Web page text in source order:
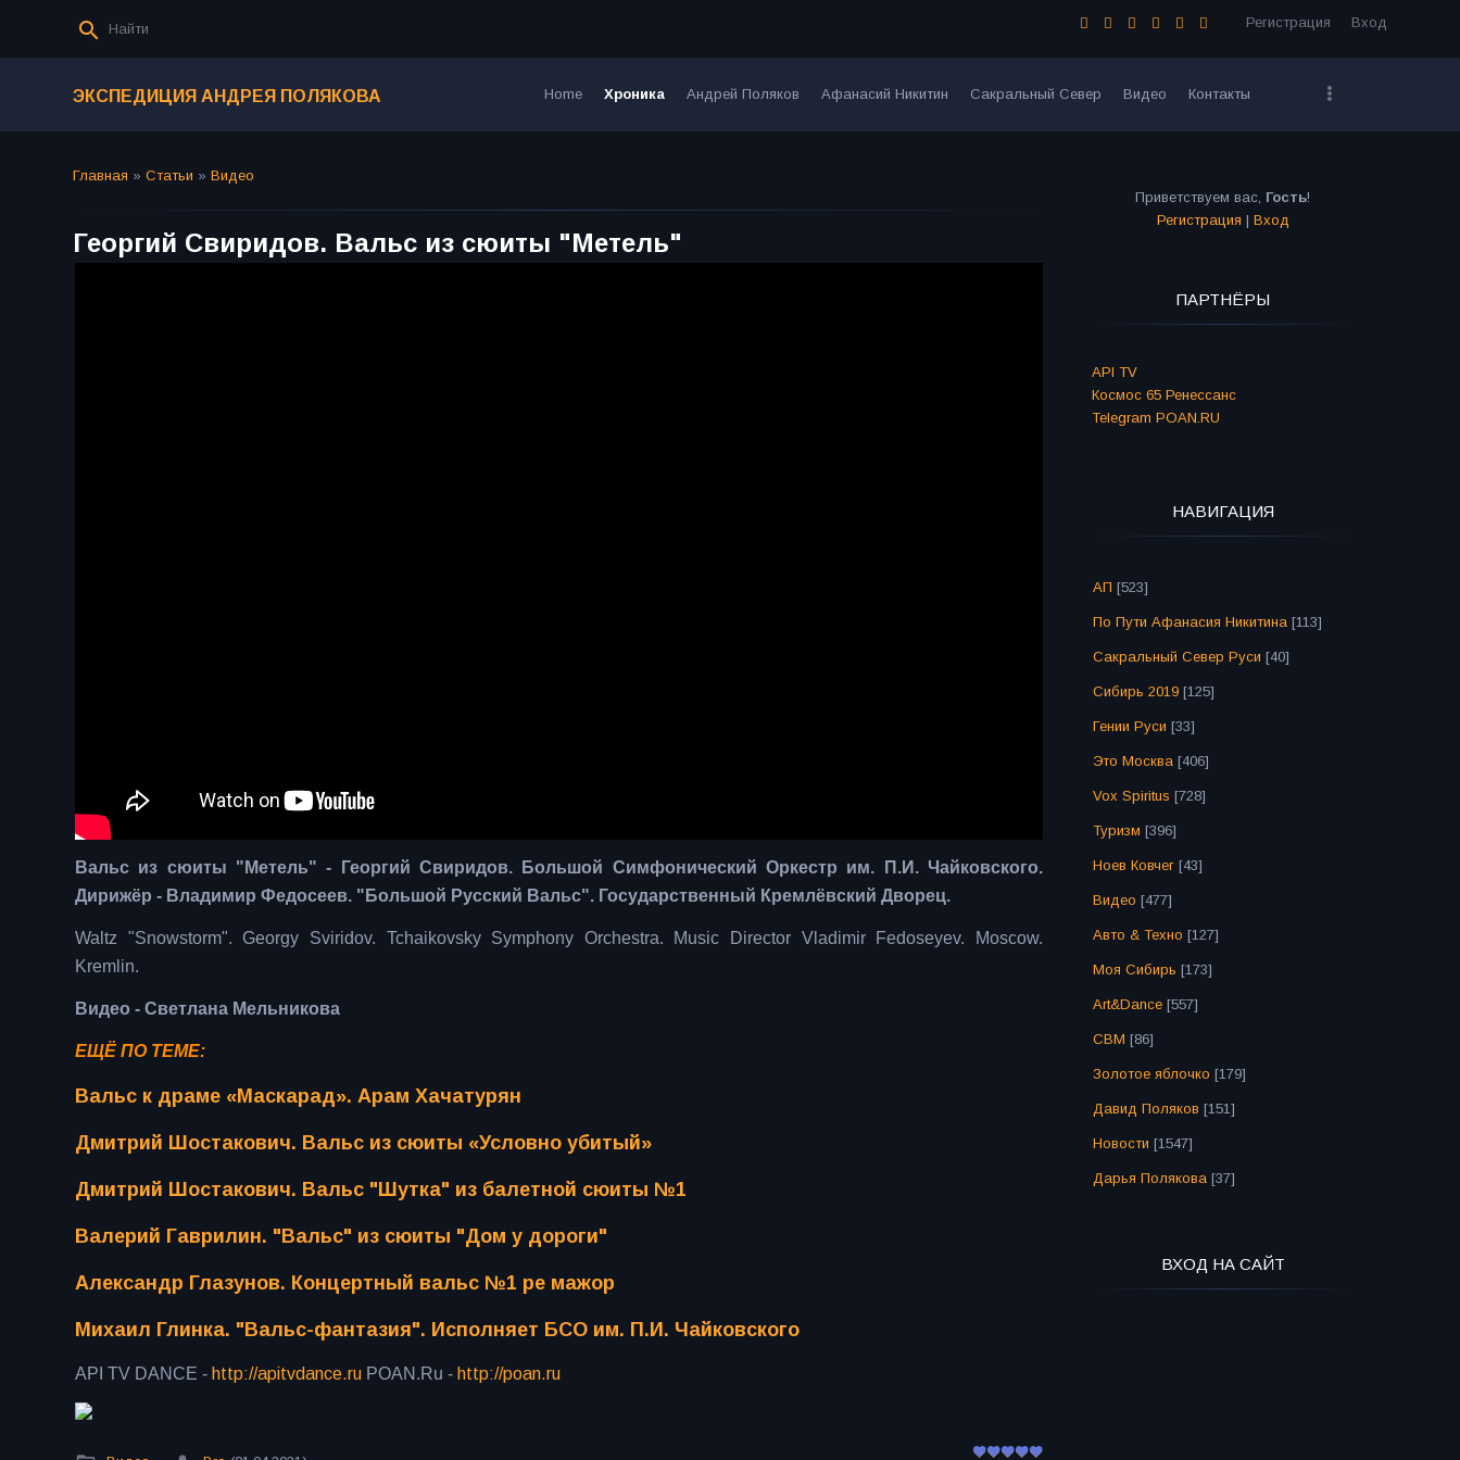
Регистрация Вход
ЭКСПЕДИЦИЯ АНДРЕЯ ПОЛЯКОВА Home Хроника Андрей Поляков Афанасий Никитин Сакральный Север Видео Контакты
Главная » Статьи » Видео
Георгий Свиридов. Вальс из сюиты "Метель"
Вальс из сюиты "Метель" - Георгий Свиридов. Большой Симфонический Оркестр им. П.И. Чайковского.
Дирижёр - Владимир Федосеев. "Большой Русский Вальс". Государственный Кремлёвский Дворец.
Waltz "Snowstorm". Georgy Sviridov. Tchaikovsky Symphony Orchestra. Music Director Vladimir Fedoseyev. Moscow.
Kremlin.
Видео - Светлана Мельникова
ЕЩЁ ПО ТЕМЕ:
Вальс к драме «Маскарад». Арам Хачатурян
Дмитрий Шостакович. Вальс из сюиты «Условно убитый»
Дмитрий Шостакович. Вальс "Шутка" из балетной сюиты №1
Валерий Гаврилин. "Вальс" из сюиты "Дом у дороги"
Александр Глазунов. Концертный вальс №1 ре мажор
Михаил Глинка. "Вальс-фантазия". Исполняет БСО им. П.И. Чайковского
API TV DANCE - http://apitvdance.ru POAN.Ru - http://poan.ru
Приветствуем вас, Гость!
Регистрация | Вход
ПАРТНЁРЫ
API TV
Космос 65 Ренессанс
Telegram POAN.RU
НАВИГАЦИЯ
АП [523]
По Пути Афанасия Никитина [113]
Сакральный Север Руси [40]
Сибирь 2019 [125]
Гении Руси [33]
Это Москва [406]
Vox Spiritus [728]
Туризм [396]
Ноев Ковчег [43]
Видео [477]
Авто & Техно [127]
Моя Сибирь [173]
Art&Dance [557]
СВМ [86]
Золотое яблочко [179]
Давид Поляков [151]
Новости [1547]
Дарья Полякова [37]
ВХОД НА САЙТ